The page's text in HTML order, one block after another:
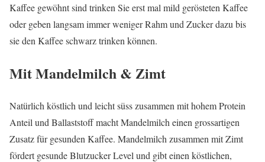
Kaffee gewöhnt sind trinken Sie erst mal mild gerösteten Kaffee
oder geben langsam immer weniger Rahm und Zucker dazu bis
sie den Kaffee schwarz trinken können.
Mit Mandelmilch & Zimt
Natürlich köstlich und leicht süss zusammen mit hohem Protein
Anteil und Ballaststoff macht Mandelmilch einen grossartigen
Zusatz für gesunden Kaffee. Mandelmilch zusammen mit Zimt
fördert gesunde Blutzucker Level und gibt einen köstlichen,